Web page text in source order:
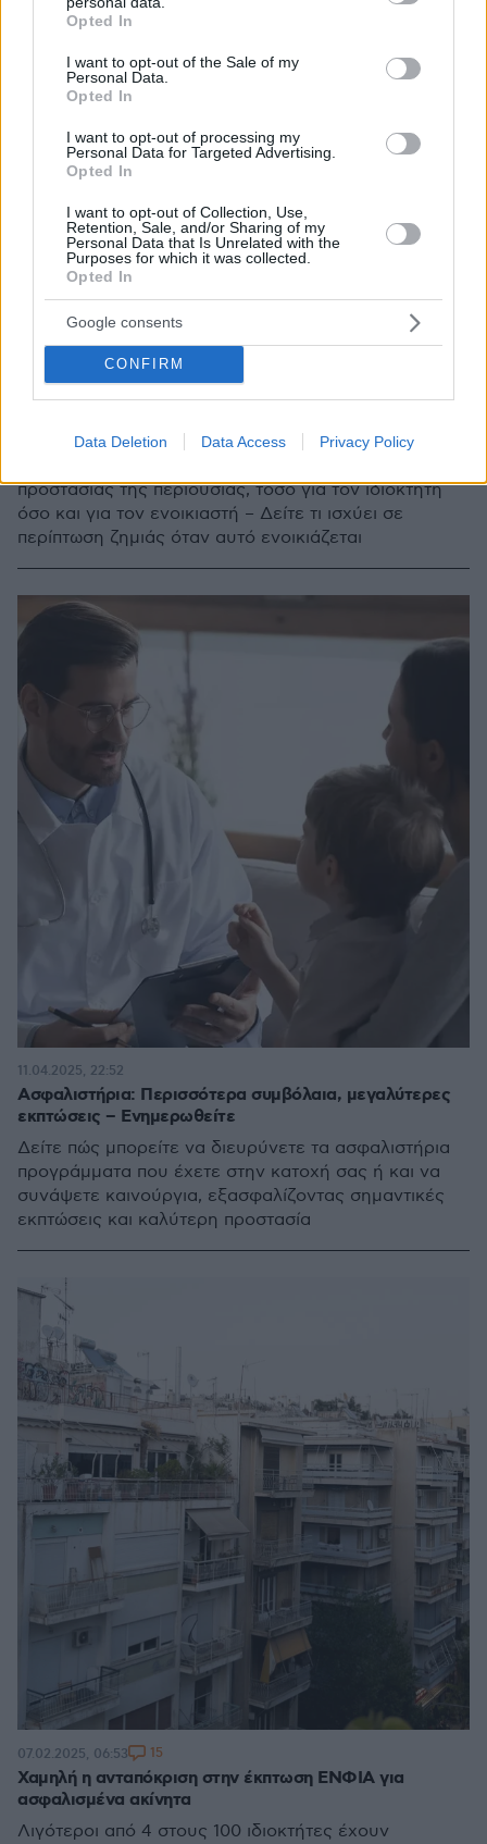
grant or deny consent to Google and its third-party tags to
use your data for below specified purposes in below Google
consent section.
Opted In
I want to opt-out of the Sale of my
Personal Data.
Opted In
I want to opt-out of processing my
Personal Data for Targeted Advertising.
Opted In
I want to opt-out of Collection, Use,
Retention, Sale, and/or Sharing of my
Personal Data that Is Unrelated with the
Purposes for which it was collected.
Opted In
Google consents
CONFIRM
Data Deletion Data Access Privacy Policy
Προσοχή στην ασφάλιση σπιτιού όταν αυτό ενοικιάζεται
προστασίας της περιουσίας, τόσο για τον ιδιοκτήτη
όσο και για τον ενοικιαστή – Δείτε τι ισχύει σε
περίπτωση ζημιάς όταν αυτό ενοικιάζεται
Ασφαλιστήρια: Περισσότερα συμβόλαια, μεγαλύτερες
εκπτώσεις – Ενημερωθείτε
Δείτε πώς μπορείτε να διευρύνετε τα ασφαλιστήρια
προγράμματα που έχετε στην κατοχή σας ή και να
συνάψετε καινούργια, εξασφαλίζοντας σημαντικές
εκπτώσεις και καλύτερη προστασία
11.04.2025, 22:52
Χαμηλή η ανταπόκριση στην έκπτωση ΕΝΦΙΑ για
ασφαλισμένα ακίνητα
Λιγότεροι από 4 στους 100 ιδιοκτήτες έχουν
07.02.2025, 06:53 15